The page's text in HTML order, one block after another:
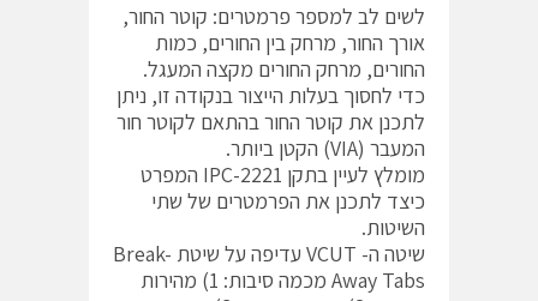
לשים לב למספר פרמטרים: קוטר החור,
אורך החור, מרחק בין החורים, כמות
החורים, מרחק החורים מקצה המעגל.
כדי לחסוך בעלות הייצור בנקודה זו, ניתן
לתכנן את קוטר החור בהתאם לקוטר חור
המעבר (VIA) הקטן ביותר.
מומלץ לעיין בתקן IPC-2221 המפרט
כיצד לתכנן את הפרמטרים של שתי
השיטות.
שיטה ה- VCUT עדיפה על שיטת Break-
Away Tabs מכמה סיבות: 1) מהירות